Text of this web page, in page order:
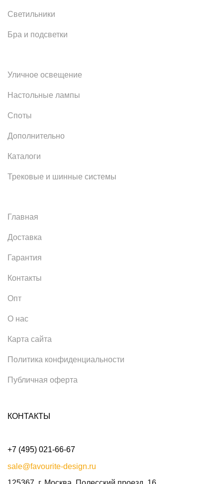
Светильники
Бра и подсветки
Уличное освещение
Настольные лампы
Споты
Дополнительно
Каталоги
Трековые и шинные системы
Главная
Доставка
Гарантия
Контакты
Опт
О нас
Карта сайта
Политика конфиденциальности
Публичная оферта
КОНТАКТЫ
+7 (495) 021-66-67
sale@favourite-design.ru